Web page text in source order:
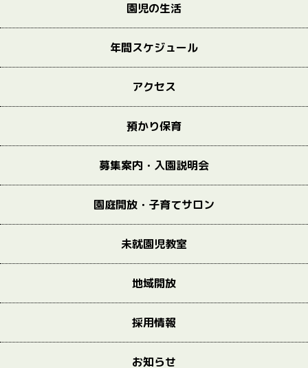
園児の生活
年間スケジュール
アクセス
預かり保育
募集案内・入園説明会
園庭開放・子育てサロン
未就園児教室
地域開放
採用情報
お知らせ